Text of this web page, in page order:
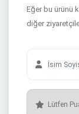
Eğer bu ürünü
diğer